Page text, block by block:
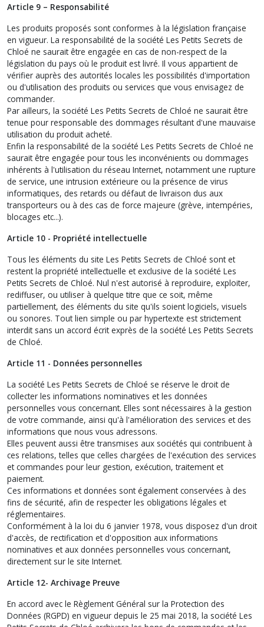
Article 9 – Responsabilité
Les produits proposés sont conformes à la législation française
en vigueur. La responsabilité de la société Les Petits Secrets de
Chloé ne saurait être engagée en cas de non-respect de la
législation du pays où le produit est livré. Il vous appartient de
vérifier auprès des autorités locales les possibilités d'importation
ou d'utilisation des produits ou services que vous envisagez de
commander.
Par ailleurs, la société Les Petits Secrets de Chloé ne saurait être
tenue pour responsable des dommages résultant d'une mauvaise
utilisation du produit acheté.
Enfin la responsabilité de la société Les Petits Secrets de Chloé ne
saurait être engagée pour tous les inconvénients ou dommages
inhérents à l'utilisation du réseau Internet, notamment une rupture
de service, une intrusion extérieure ou la présence de virus
informatiques, des retards ou défaut de livraison dus aux
transporteurs ou à des cas de force majeure (grève, intempéries,
blocages etc...).
Article 10 - Propriété intellectuelle
Tous les éléments du site Les Petits Secrets de Chloé sont et
restent la propriété intellectuelle et exclusive de la société Les
Petits Secrets de Chloé. Nul n'est autorisé à reproduire, exploiter,
rediffuser, ou utiliser à quelque titre que ce soit, même
partiellement, des éléments du site qu'ils soient logiciels, visuels
ou sonores. Tout lien simple ou par hypertexte est strictement
interdit sans un accord écrit exprès de la société Les Petits Secrets
de Chloé.
Article 11 - Données personnelles
La société Les Petits Secrets de Chloé se réserve le droit de
collecter les informations nominatives et les données
personnelles vous concernant. Elles sont nécessaires à la gestion
de votre commande, ainsi qu'à l'amélioration des services et des
informations que nous vous adressons.
Elles peuvent aussi être transmises aux sociétés qui contribuent à
ces relations, telles que celles chargées de l'exécution des services
et commandes pour leur gestion, exécution, traitement et
paiement.
Ces informations et données sont également conservées à des
fins de sécurité, afin de respecter les obligations légales et
réglementaires.
Conformément à la loi du 6 janvier 1978, vous disposez d'un droit
d'accès, de rectification et d'opposition aux informations
nominatives et aux données personnelles vous concernant,
directement sur le site Internet.
Article 12- Archivage Preuve
En accord avec le Règlement Général sur la Protection des
Données (RGPD) en vigueur depuis le 25 mai 2018, la société Les